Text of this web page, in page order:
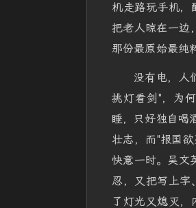
机走路玩手机，
把老人晾在一边
那份最原始最纯
没有电，人
挑灯看剑"，为
睡，只好独自喝
壮志，而"报国
快意一时。吴文
忍，又把写上字
了灯光又熄灭